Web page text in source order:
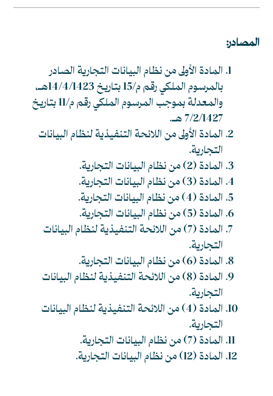
المصادر:
المادة الأولى من نظام البيانات التجارية الصادر
بالمرسوم الملكي رقم م/15 بتاريخ 14/4/1423هـ،
والمعدلة بموجب المرسوم الملكي رقم م/11 بتاريخ
7/2/1427 هـ.
المادة الأولى من اللائحة التنفيذية لنظام البيانات
التجارية.
المادة (2) من نظام البيانات التجارية.
المادة (3) من نظام البيانات التجارية.
المادة (4) من نظام البيانات التجارية.
المادة (5) من نظام البيانات التجارية.
المادة (7) من اللائحة التنفيذية لنظام البيانات
التجارية.
المادة (6) من نظام البيانات التجارية.
المادة (8) من اللائحة التنفيذية لنظام البيانات
التجارية.
المادة (4) من اللائحة التنفيذية لنظام البيانات
التجارية.
المادة (7) من نظام البيانات التجارية.
المادة (12) من نظام البيانات التجارية.